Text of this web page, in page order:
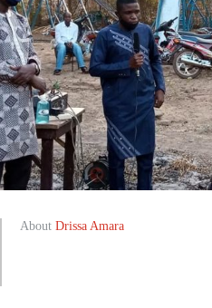
About Drissa Amara